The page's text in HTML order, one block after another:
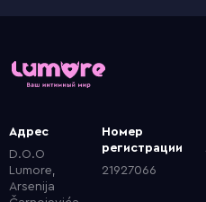
Адрес
D.O.O
Lumore,
Arsenija
Номер
регистрации
21927066